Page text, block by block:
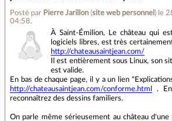
Posté par Pierre Jarillon (site web personnel ) le
04:58.
À Saint-Émilion, Le château qui
logiciels libres, est très
http://chateausaintjean.com/
Il est entièrement sous Linux, son
est valide.
En bas de chaque page, il y a un lien
http://chateausaintjean.com/conforme.html
.
reconnaîtrez des dessins familiers.
On parle même sérieusement au château d'une